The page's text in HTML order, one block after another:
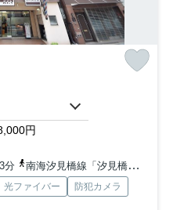
円
分
南海汐見橋線「汐見橋」駅 徒歩5分
光ファイバー
防犯カメラ